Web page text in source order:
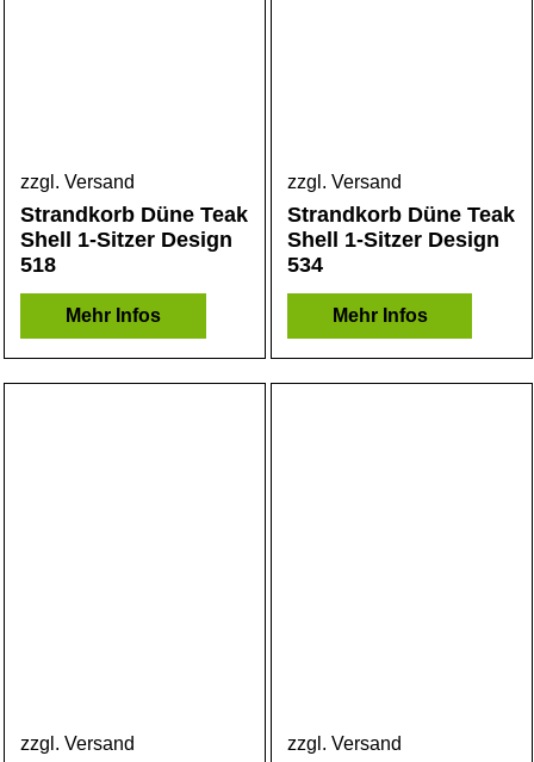
zzgl. Versand
Strandkorb Düne Teak
Shell 1-Sitzer Design
518
Mehr Infos
zzgl. Versand
Strandkorb Düne Teak
Shell 1-Sitzer Design
534
Mehr Infos
zzgl. Versand zzgl. Versand